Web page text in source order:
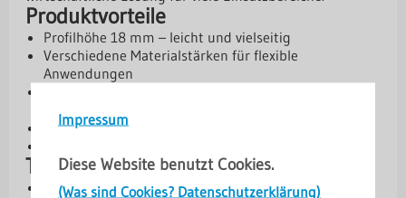
Impressum
Diese Website benutzt Cookies.
(Was sind Cookies? Datenschutzerklärung)
Produktvorteile
Profilhöhe 18 mm – leicht und vielseitig
Verschiedene Materialstärken für flexible
Anwendungen
Premium
Antikondensbeschichtung optional erhältlich
Technische Daten
Profilhöhe: 18 mm